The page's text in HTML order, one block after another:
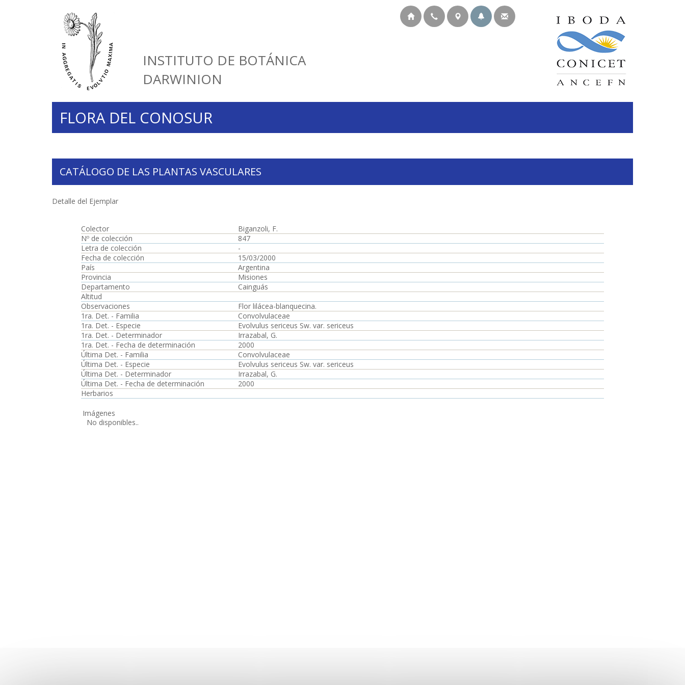
INSTITUTO DE BOTÁNICA
DARWINION
FLORA DEL CONOSUR
CATÁLOGO DE LAS PLANTAS VASCULARES
Detalle del Ejemplar
Colector
Biganzoli, F.
Nº de colección
847
Letra de colección
-
Fecha de colección
15/03/2000
País
Argentina
Provincia
Misiones
Departamento
Cainguás
Altitud
Observaciones
Flor lilácea-blanquecina.
1ra. Det. - Familia
Convolvulaceae
1ra. Det. - Especie
Evolvulus sericeus Sw. var. sericeus
1ra. Det. - Determinador
Irrazabal, G.
1ra. Det. - Fecha de determinación
2000
Última Det. - Familia
Convolvulaceae
Última Det. - Especie
Evolvulus sericeus Sw. var. sericeus
Última Det. - Determinador
Irrazabal, G.
Última Det. - Fecha de determinación
2000
Herbarios
Imágenes
No disponibles..